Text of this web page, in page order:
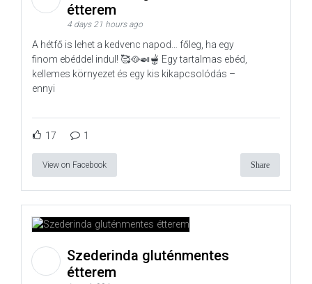
étterem
4 days 21 hours ago
A hétfő is lehet a kedvenc napod… főleg, ha egy
finom ebéddel indul! 🥰🥘🍛🫕 Egy tartalmas ebéd,
kellemes környezet és egy kis kikapcsolódás –
ennyi
17 1
View on Facebook Share
Szederinda gluténmentes
étterem